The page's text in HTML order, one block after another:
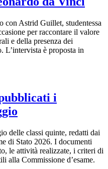
Astrid Guillet, studentessa
per raccontare il valore
e della presenza dei
L’intervista è proposta in
i
delle classi quinte, redatti dai
di Stato 2026. I documenti
le attività realizzate, i criteri di
alla Commissione d’esame.